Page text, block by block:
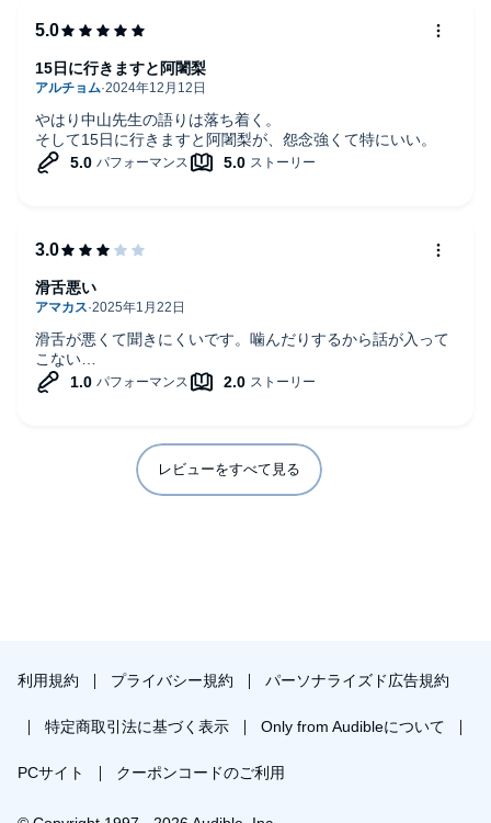
やはり中山先生の語りは落ち着く。
そして15日に行きますと阿闍梨が、怨念強くて特にいい。
15日に行きますと阿闍梨
滑舌が悪くて聞きにくいです。噛んだりするから話が入って
こない…
滑舌悪い
レビューをすべて見る
利用規約 プライバシー規約 パーソナライズド広告規約
特定商取引法に基づく表示 Only from Audibleについて
PCサイト クーポンコードのご利用